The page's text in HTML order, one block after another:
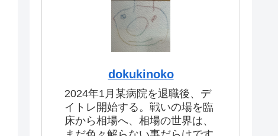
dokukinoko
2024年1月某病院を退職後、デ
イトレ開始する。戦いの場を臨
床から相場へ、相場の世界は、